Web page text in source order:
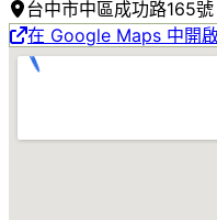
台中市中區成功路165號
在 Google Maps 中開